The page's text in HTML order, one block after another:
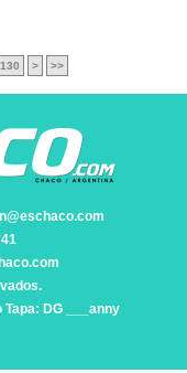
130 > >>
DG ___anny